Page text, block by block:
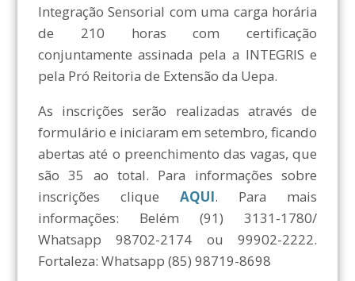
Integração Sensorial com uma carga horária
de 210 horas com certificação
conjuntamente assinada pela a INTEGRIS e
pela Pró Reitoria de Extensão da Uepa.
As inscrições serão realizadas através de
formulário e iniciaram em setembro, ficando
abertas até o preenchimento das vagas, que
são 35 ao total. Para informações sobre
inscrições clique AQUI. Para mais
informações: Belém (91) 3131-1780/
Whatsapp 98702-2174 ou 99902-2222.
Fortaleza: Whatsapp (85) 98719-8698